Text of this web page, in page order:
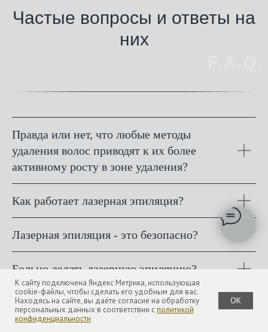
Частые вопросы и ответы на
них
Правда или нет, что любые методы
удаления волос приводят к их более
активному росту в зоне удаления?
Как работает лазерная эпиляция?
Лазерная эпиляция - это безопасно?
Больно делать лазерную эпиляцию?
Сколько длится лазерная эпиляция?
К сайту подключена Яндекс Метрика, использующая
cookie-файлы, чтобы сделать его удобным для вас.
Находясь на сайте, вы даёте согласие на обработку
персональных данных в соответствии сполитикой
конфиденциальности
OK